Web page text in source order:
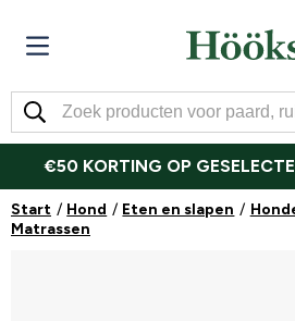
€50 KORTING OP
Start Hond Eten en slapen
Matrassen